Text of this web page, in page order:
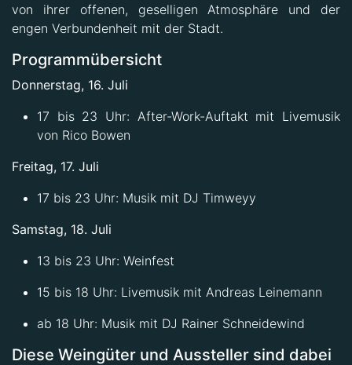
von ihrer offenen, geselligen Atmosphäre und der
engen Verbundenheit mit der Stadt.
Programmübersicht
Donnerstag, 16. Juli
17 bis 23 Uhr: After-Work-Auftakt mit Livemusik
von Rico Bowen
Freitag, 17. Juli
17 bis 23 Uhr: Musik mit DJ Timweyy
Samstag, 18. Juli
13 bis 23 Uhr: Weinfest
15 bis 18 Uhr: Livemusik mit Andreas Leinemann
ab 18 Uhr: Musik mit DJ Rainer Schneidewind
Diese Weingüter und Aussteller sind dabei